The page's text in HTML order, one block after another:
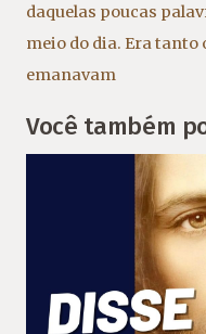
daquelas poucas
meio do dia. Era tanto
emanavam
Você também